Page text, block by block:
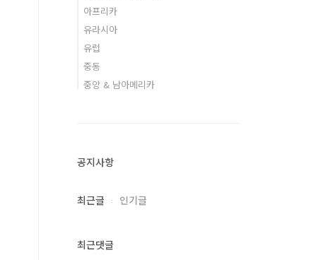
아프리카
유라시아
유럽
중동
중앙 & 남아메리카
공지사항
최근글 인기글
최근댓글